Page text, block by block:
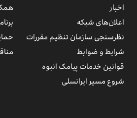
اخبار
اعلان‌های شبکه
نظرسنجی سازمان تنظیم مقررات
شرایط و ضوابط
قوانین خدمات پیامک انبوه
شروع مسیر ایرانسلی